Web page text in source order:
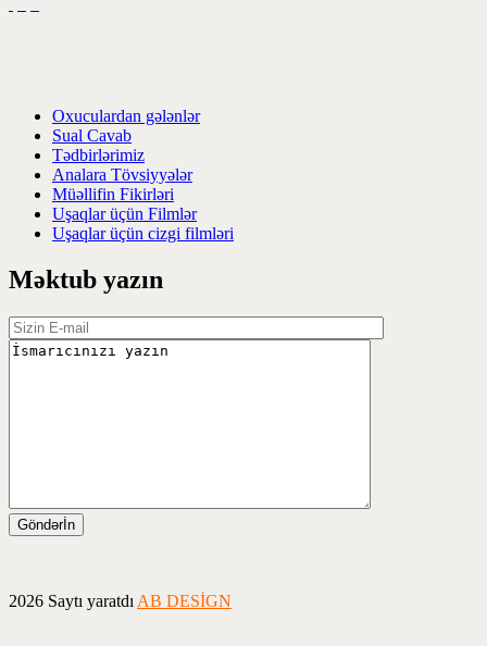
Oxuculardan gələnlər
Sual Cavab
Tədbirlərimiz
Analara Tövsiyyələr
Müəllifin Fikirləri
Uşaqlar üçün Filmlər
Uşaqlar üçün cizgi filmləri
Məktub yazın
2026 Saytı yaratdı AB DESİGN